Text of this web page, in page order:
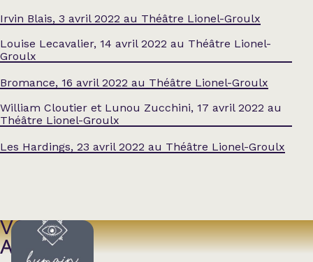
Irvin Blais, 3 avril 2022 au Théâtre Lionel-Groulx
Louise Lecavalier, 14 avril 2022 au Théâtre Lionel-
Groulx
Bromance, 16 avril 2022 au Théâtre Lionel-Groulx
William Cloutier et Lunou Zucchini, 17 avril 2022 au
Théâtre Lionel-Groulx
Les Hardings, 23 avril 2022 au Théâtre Lionel-Groulx
VOIR
AUSSI